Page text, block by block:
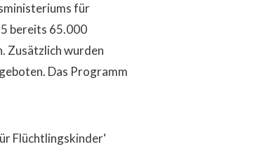
für
bereits 65.000
Zusätzlich wurden
Das Programm
Flüchtlingskinder‘